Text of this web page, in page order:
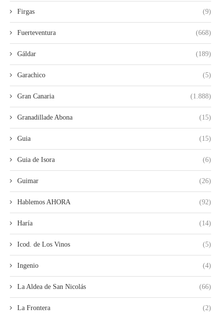
Firgas (9)
Fuerteventura (668)
Gáldar (189)
Garachico (5)
Gran Canaria (1.888)
Granadillade Abona (15)
Guia (15)
Guia de Isora (6)
Guimar (26)
Hablemos AHORA (92)
Haría (14)
Icod. de Los Vinos (5)
Ingenio (4)
La Aldea de San Nicolás (66)
La Frontera (2)